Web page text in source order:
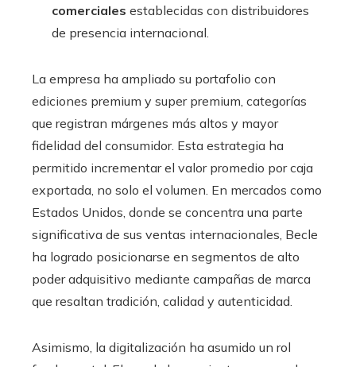
comerciales establecidas con distribuidores
de presencia internacional.
La empresa ha ampliado su portafolio con
ediciones premium y super premium, categorías
que registran márgenes más altos y mayor
fidelidad del consumidor. Esta estrategia ha
permitido incrementar el valor promedio por caja
exportada, no solo el volumen. En mercados como
Estados Unidos, donde se concentra una parte
significativa de sus ventas internacionales, Becle
ha logrado posicionarse en segmentos de alto
poder adquisitivo mediante campañas de marca
que resaltan tradición, calidad y autenticidad.
Asimismo, la digitalización ha asumido un rol